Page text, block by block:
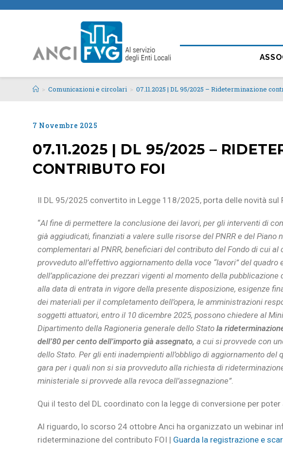
> Comunicazioni e circolari > 07.11.2025 | DL 95/2025 – Rideterminazione
7 Novembre 2025
07.11.2025 | DL 95/2025 –
CONTRIBUTO FOI
Il DL 95/2025 convertito in Legge 118/2025, porta delle novità sul
“Al fine di permettere la conclusione dei lavori, per gli interventi di
già aggiudicati, finanziati a valere sulle risorse del PNRR e del Piano
complementari al PNRR, beneficiari del contributo del Fondo di cui al
provveduto all’effettivo aggiornamento della voce “lavori” del
dell’applicazione dei prezzari vigenti al momento della pubblicazione
alla data di entrata in vigore della presente disposizione, esigenze
dei materiali per il completamento dell’opera, le amministrazioni
soggetti attuatori, entro il 10 dicembre 2025, possono chiedere al
Dipartimento della Ragioneria generale dello Statola
dell’80 per cento dell’importo già assegnato, a cui si provvede con
dello Stato. Per gli enti inadempienti all’obbligo di aggiornamento
gara per i quali non si sia provveduto alla richiesta di
ministeriale si provvede alla revoca dell’assegnazione”.
Qui il testo del DL coordinato con la legge di conversione per
Al riguardo, lo scorso 24 ottobre Anci ha organizzato un webinar
rideterminazione del contributo FOI | Guarda la registrazione e